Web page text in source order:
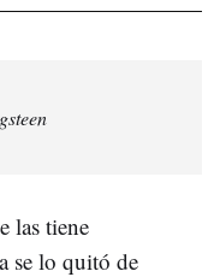
las tiene
se lo quitó de